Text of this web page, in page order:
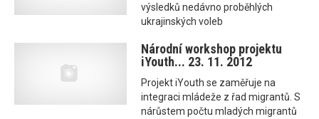
výsledků nedávno proběhlých
ukrajinských voleb
Národní workshop projektu
iYouth... 23. 11. 2012
Projekt iYouth se zaměřuje na
integraci mládeže z řad migrantů. S
nárůstem počtu mladých migrantů